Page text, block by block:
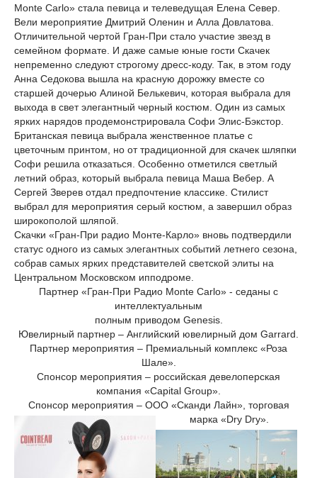
Monte Carlo» стала певица и телеведущая Елена Север.
Вели мероприятие Дмитрий Оленин и Алла Довлатова.
Отличительной чертой Гран-При стало участие звезд в
семейном формате. И даже самые юные гости Скачек
непременно следуют строгому дресс-коду. Так, в этом году
Анна Седокова вышла на красную дорожку вместе со
старшей дочерью Алиной Белькевич, которая выбрала для
выхода в свет элегантный черный костюм. Один из самых
ярких нарядов продемонстрировала Софи Элис-Бэкстор.
Британская певица выбрала женственное платье с
цветочным принтом, но от традиционной для скачек шляпки
Софи решила отказаться. Особенно отметился светлый
летний образ, который выбрала певица Маша Вебер. А
Сергей Зверев отдал предпочтение классике. Стилист
выбрал для мероприятия серый костюм, а завершил образ
широкополой шляпой.
Скачки «Гран-При радио Монте-Карло» вновь подтвердили
статус одного из самых элегантных событий летнего сезона,
собрав самых ярких представителей светской элиты на
Центральном Московском ипподроме.
Партнер «Гран-При Радио Monte Carlo» - седаны с
интеллектуальным
полным приводом Genesis.
Ювелирный партнер – Английский ювелирный дом Garrard.
Партнер мероприятия – Премиальный комплекс «Роза
Шале».
Спонсор мероприятия – российская девелоперская
компания «Capital Group».
Спонсор мероприятия – ООО «Сканди Лайн», торговая
марка «Dry Dry».